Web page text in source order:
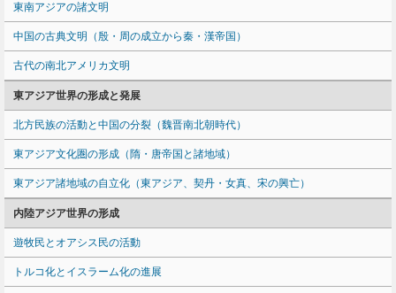
東南アジアの諸文明
中国の古典文明（殷・周の成立から秦・漢帝国）
古代の南北アメリカ文明
東アジア世界の形成と発展
北方民族の活動と中国の分裂（魏晋南北朝時代）
東アジア文化圏の形成（隋・唐帝国と諸地域）
東アジア諸地域の自立化（東アジア、契丹・女真、宋の興亡）
内陸アジア世界の形成
遊牧民とオアシス民の活動
トルコ化とイスラーム化の進展